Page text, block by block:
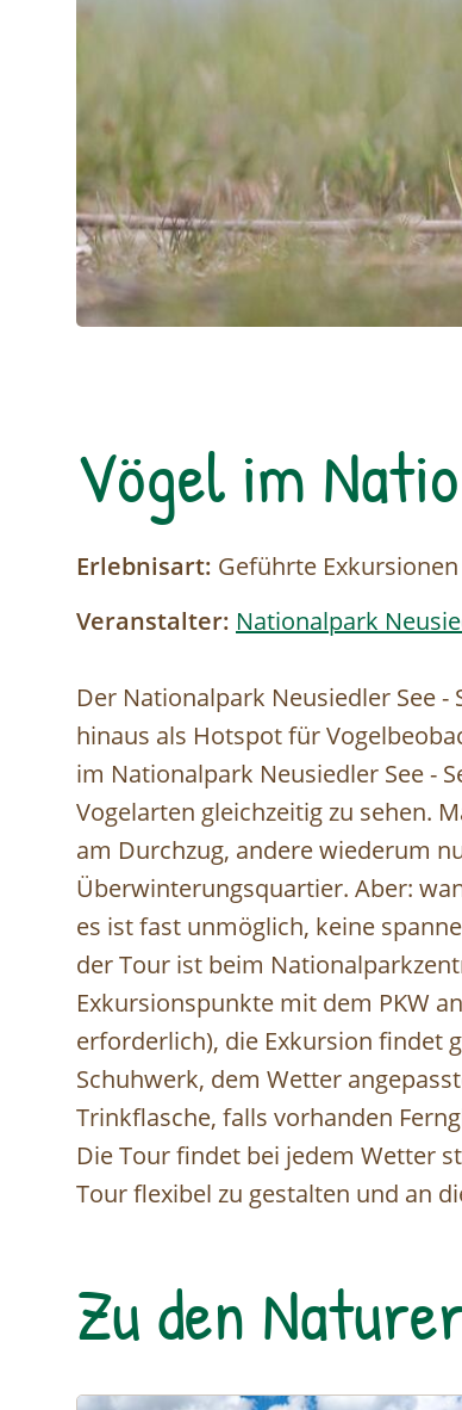
Vögel im
Erlebnisart: Geführte Exkursionen
Veranstalter: Nationalpark
Der Nationalpark Neusiedler See
hinaus als Hotspot für
im Nationalpark Neusiedler See -
Vogelarten gleichzeitig zu sehen.
am Durchzug, andere wiederum
Überwinterungsquartier. Aber:
es ist fast unmöglich, keine
der Tour ist beim
Exkursionspunkte mit dem PKW
erforderlich), die Exkursion findet
Schuhwerk, dem Wetter
Trinkflasche, falls vorhanden
Die Tour findet bei jedem Wetter
Tour flexibel zu gestalten und an
Zu den